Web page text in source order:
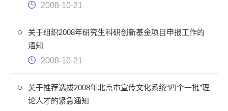
2008-10-21
关于组织2008年研究生科研创新基金项目申报工作的
通知
2008-10-21
关于推荐选拔2008年北京市宣传文化系统“四个一批”理
论人才的紧急通知